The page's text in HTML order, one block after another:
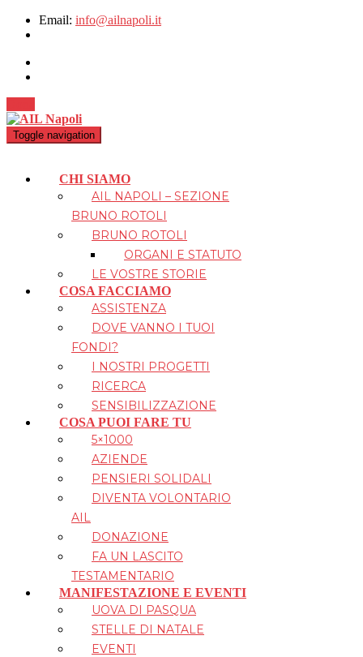
Email: info@ailnapoli.it
Toggle navigation
CHI SIAMO
AIL NAPOLI – SEZIONE
BRUNO ROTOLI
BRUNO ROTOLI
ORGANI E STATUTO
LE VOSTRE STORIE
COSA FACCIAMO
ASSISTENZA
DOVE VANNO I TUOI
FONDI?
I NOSTRI PROGETTI
RICERCA
SENSIBILIZZAZIONE
COSA PUOI FARE TU
5×1000
AZIENDE
PENSIERI SOLIDALI
DIVENTA VOLONTARIO
AIL
DONAZIONE
FA UN LASCITO
TESTAMENTARIO
MANIFESTAZIONE E EVENTI
UOVA DI PASQUA
STELLE DI NATALE
EVENTI